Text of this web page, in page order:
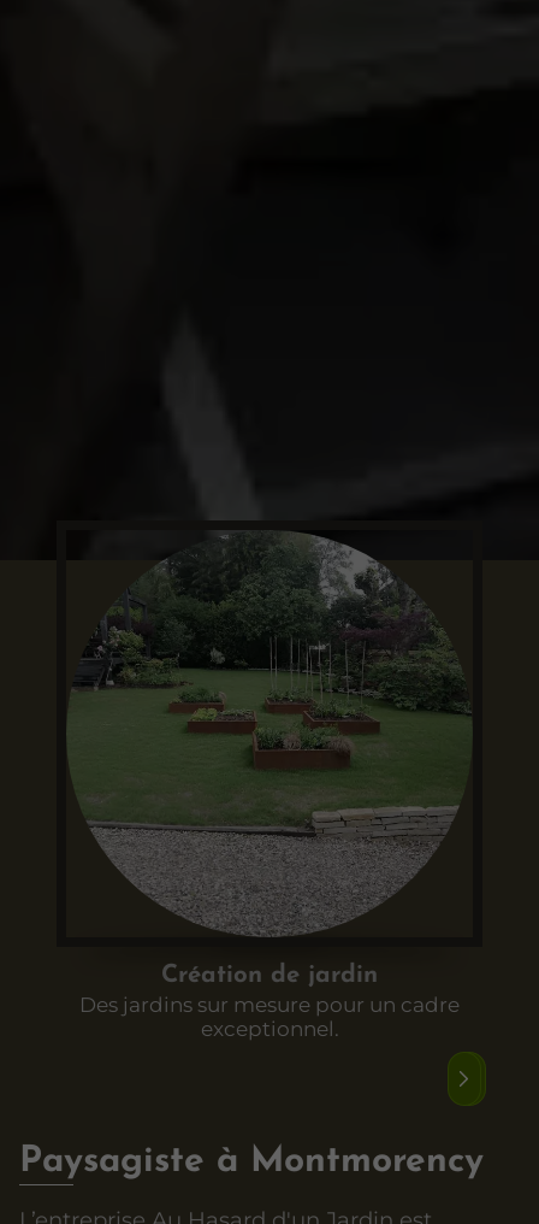
Création de jardin
Des jardins sur mesure pour un cadre
exceptionnel.
Paysagiste à Montmorency